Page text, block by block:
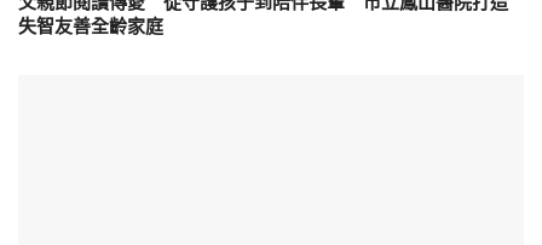
失智友善全齡家庭